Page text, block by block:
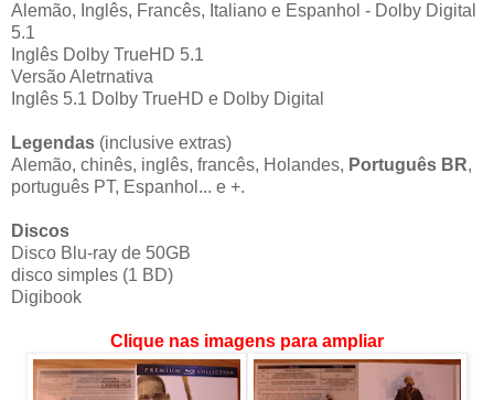
Alemão, Inglês, Francês, Italiano e Espanhol - Dolby Digital
5.1
Inglês Dolby TrueHD 5.1
Versão Aletrnativa
Inglês 5.1 Dolby TrueHD e Dolby Digital
Legendas (inclusive extras)
Alemão, chinês, inglês, francês, Holandes, Português BR,
português PT, Espanhol... e +.
Discos
Disco Blu-ray de 50GB
disco simples (1 BD)
Digibook
Clique nas imagens para ampliar